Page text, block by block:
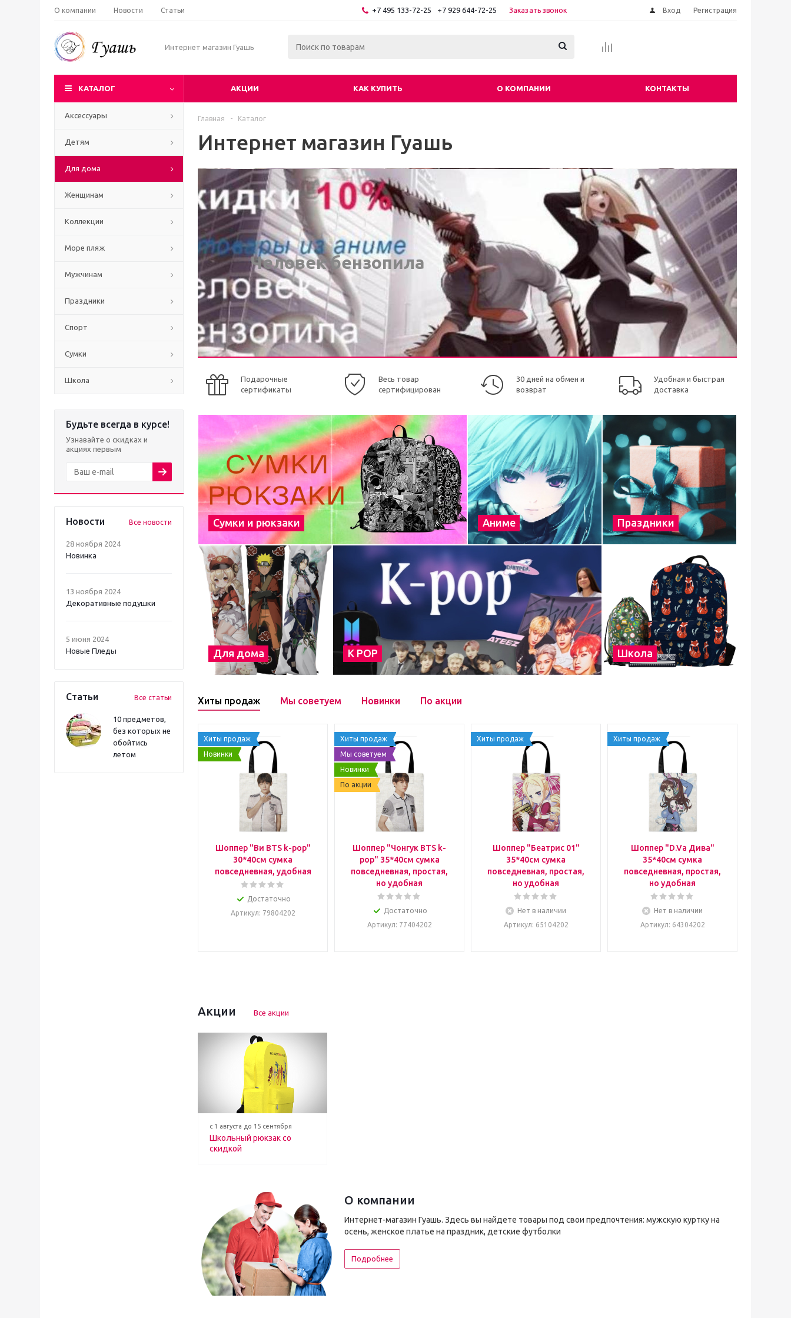
О компании Новости Статьи +7 495 133-72-25 +7 929 644-72-25 Заказать звонок Вход Регистрация
Интернет магазин Гуашь
КАТАЛОГ АКЦИИ КАК КУПИТЬ О КОМПАНИИ КОНТАКТЫ
Аксессуары
Детям
Для дома
Женщинам
Коллекции
Море пляж
Мужчинам
Праздники
Спорт
Сумки
Школа
Будьте всегда в курсе!
Узнавайте о скидках и
акциях первым
Новости Все новости
28 ноября 2024
Новинка
13 ноября 2024
Декоративные подушки
5 июня 2024
Новые Пледы
Статьи Все статьи
10 предметов,
без которых не
обойтись
летом
Главная - Каталог
Интернет магазин Гуашь
Человек бензопила
Подарочные
сертификаты
Весь товар
сертифицирован
30 дней на обмен и
возврат
Удобная и быстрая
доставка
Сумки и рюкзаки Аниме Праздники
Для дома К POP Школа
Хиты продаж Мы советуем Новинки По акции
Хиты продаж
Новинки
Шоппер "Ви BTS k-pop"
30*40см сумка
повседневная, удобная
Достаточно
Артикул: 79804202
Хиты продаж
Мы советуем
Новинки
По акции
Шоппер "Чонгук BTS k-
pop" 35*40см сумка
повседневная, простая,
но удобная
Достаточно
Артикул: 77404202
Хиты продаж
Шоппер "Беатрис 01"
35*40см сумка
повседневная, простая,
но удобная
Нет в наличии
Артикул: 65104202
Хиты продаж
Шоппер "D.Va Дива"
35*40см сумка
повседневная, простая,
но удобная
Нет в наличии
Артикул: 64304202
Акции Все акции
с 1 августа до 15 сентября
Школьный рюкзак со
скидкой
О компании
Интернет-магазин Гуашь. Здесь вы найдете товары под свои предпочтения: мужскую куртку на
осень, женское платье на праздник, детские футболки
Подробнее